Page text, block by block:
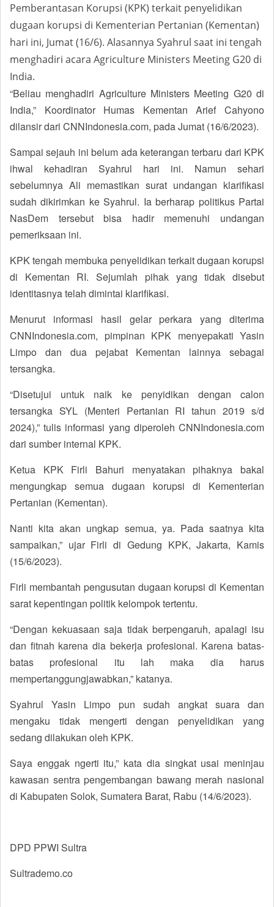
Pemberantasan Korupsi (KPK) terkait penyelidikan
dugaan korupsi di Kementerian Pertanian (Kementan)
hari ini, Jumat (16/6). Alasannya Syahrul saat ini tengah
menghadiri acara Agriculture Ministers Meeting G20 di
India.
“Beliau menghadiri Agriculture Ministers Meeting G20 di
India,” Koordinator Humas Kementan Arief Cahyono
dilansir dari CNNIndonesia.com, pada Jumat (16/6/2023).
Sampai sejauh ini belum ada keterangan terbaru dari KPK
ihwal kehadiran Syahrul hari ini. Namun sehari
sebelumnya Ali memastikan surat undangan klarifikasi
sudah dikirimkan ke Syahrul. Ia berharap politikus Partai
NasDem tersebut bisa hadir memenuhi undangan
pemeriksaan ini.
KPK tengah membuka penyelidikan terkait dugaan korupsi
di Kementan RI. Sejumlah pihak yang tidak disebut
identitasnya telah dimintai klarifikasi.
Menurut informasi hasil gelar perkara yang diterima
CNNIndonesia.com, pimpinan KPK menyepakati Yasin
Limpo dan dua pejabat Kementan lainnya sebagai
tersangka.
“Disetujui untuk naik ke penyidikan dengan calon
tersangka SYL (Menteri Pertanian RI tahun 2019 s/d
2024),” tulis informasi yang diperoleh CNNIndonesia.com
dari sumber internal KPK.
Ketua KPK Firli Bahuri menyatakan pihaknya bakal
mengungkap semua dugaan korupsi di Kementerian
Pertanian (Kementan).
Nanti kita akan ungkap semua, ya. Pada saatnya kita
sampaikan,” ujar Firli di Gedung KPK, Jakarta, Kamis
(15/6/2023).
Firli membantah pengusutan dugaan korupsi di Kementan
sarat kepentingan politik kelompok tertentu.
“Dengan kekuasaan saja tidak berpengaruh, apalagi isu
dan fitnah karena dia bekerja profesional. Karena batas-
batas profesional itu lah maka dia harus
mempertanggungjawabkan,” katanya.
Syahrul Yasin Limpo pun sudah angkat suara dan
mengaku tidak mengerti dengan penyelidikan yang
sedang dilakukan oleh KPK.
Saya enggak ngerti itu,” kata dia singkat usai meninjau
kawasan sentra pengembangan bawang merah nasional
di Kabupaten Solok, Sumatera Barat, Rabu (14/6/2023).
DPD PPWI Sultra
Sultrademo.co